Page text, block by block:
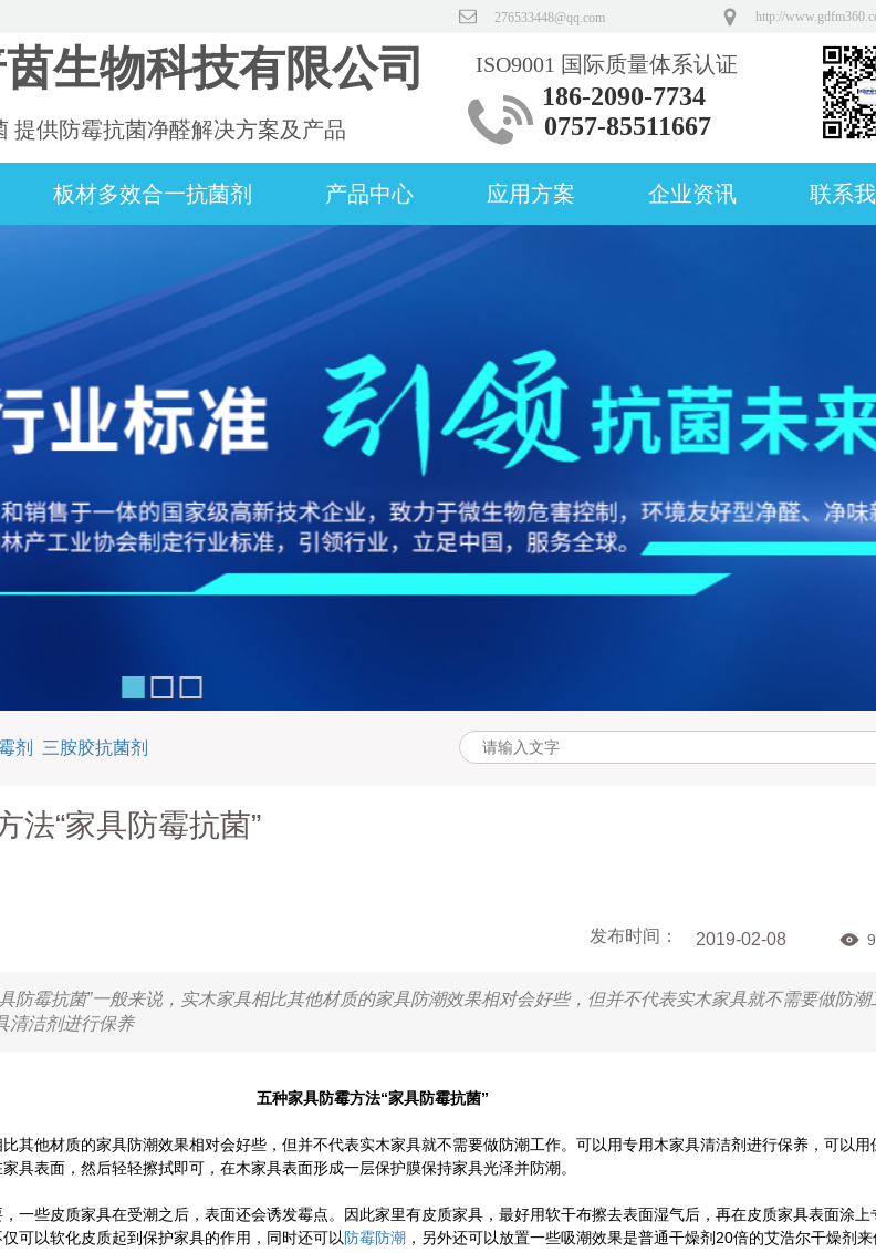
http://
276533448@qq.com
生物科技有限公司
186-2090-7734
提供防霉抗菌净醛解决方案及产品
板材多效合一抗菌剂 产品中心 应用方案 企业资讯 联系
0757-85511667
ISO9001 国际质量体系认证
剂 三胺胶抗菌剂
法“家具防霉抗菌”
2019-02-08
防霉抗菌”一般来说，实木家具相比其他材质的家具防潮效果相对会好些，但并不代表实木家具就不需要做防潮
清洁剂进行保养
五种家具防霉方法“家具防霉抗菌”
他材质的家具防潮效果相对会好些，但并不代表实木家具就不需要做防潮工作。可以用专用木家具清洁剂进行保养，可以用
具表面，然后轻轻擦拭即可，在木家具表面形成一层保护膜保持家具光泽并防潮。
些皮质家具在受潮之后，表面还会诱发霉点。因此家里有皮质家具，最好用软干布擦去表面湿气后，再在皮质家具表面涂上
可以软化皮质起到保护家具的作用，同时还可以防霉防潮 ，另外还可以放置一些吸潮效果是普通干燥剂20倍的艾浩尔干燥剂
发布时间：